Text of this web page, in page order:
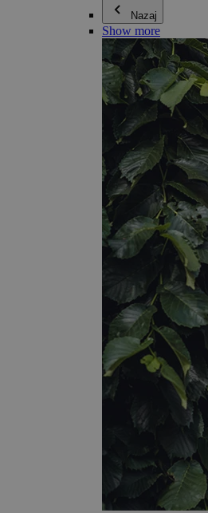
Nazaj
Show more